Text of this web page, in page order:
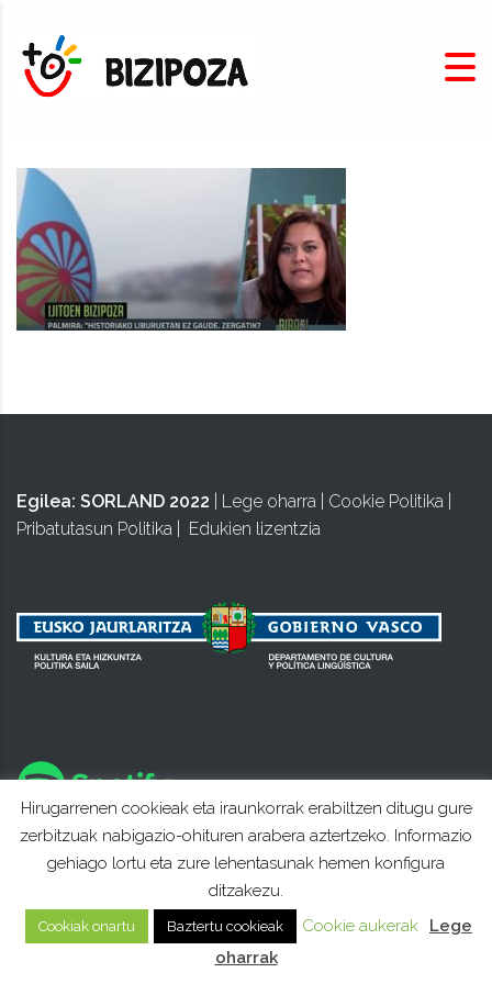
Egilea: SORLAND 2022 Lege oharra Cookie Politika
Pribatutasun Politika
Edukien lizentzia
Hirugarrenen cookieak eta iraunkorrak erabiltzen ditugu gure
zerbitzuak nabigazio-ohituren arabera aztertzeko. Informazio
gehiago lortu eta zure lehentasunak hemen konfigura
ditzakezu.
Cookiak onartu Baztertu cookieak Cookie aukerak
Lege
oharrak